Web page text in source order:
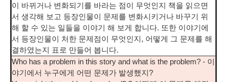
이 바뀌거나 변화되기를 바라는 점이 무엇인지 책을 읽으면
서 생각해 보고 등장인물이 문제를 변화시키거나 바꾸기 위
해 할 수 있는 일들을 이야기 해 보게 합니다. 또한 이야기에
서 등장인물이 처한 문제점이 무엇인지, 어떻게 그 문제를 해
결하였는지 표로 만들어 봅니다.
Who has a problem in this story and what is the problem? - 이
야기에서 누구에게 어떤 문제가 발생했지?